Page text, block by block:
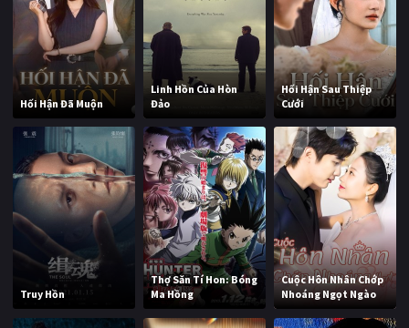
Hối Hận Đã Muộn
Linh Hồn Của Hòn
Đảo
Hối Hận Sau Thiệp
Cưới
Truy Hồn
Thợ Săn Tí Hon: Bóng
Ma Hồng
Cuộc Hôn Nhân Chớp
Nhoáng Ngọt Ngào